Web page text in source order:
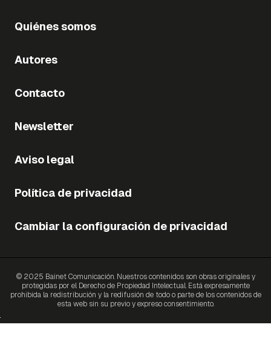
Quiénes somos
Autores
Contacto
Newsletter
Aviso legal
Política de privacidad
Cambiar la configuración de privacidad
© 2025 Bainet Comunicación. Nuestros contenidos son obras originales y
protegidas por el Derecho de Propiedad Intelectual. Está expresamente
prohibida la redistribución y la redifusión de todo o parte de los contenidos de
esta web sin su previo y expreso consentimiento.